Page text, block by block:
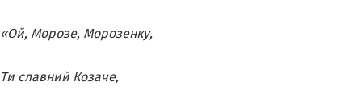
«Ой, Морозе, Морозенку,
Ти славний Козаче,